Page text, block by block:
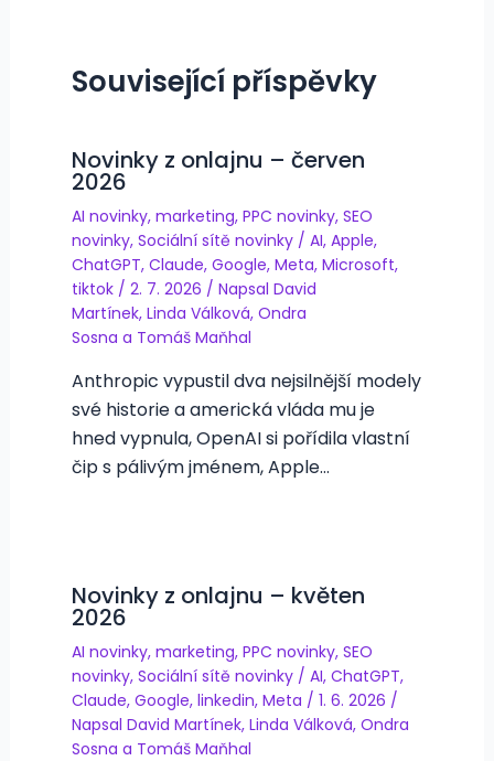
Související příspěvky
Novinky z onlajnu – červen
2026
AI novinky, marketing, PPC novinky, SEO
novinky, Sociální sítě novinky/ AI, Apple,
ChatGPT, Claude, Google, Meta, Microsoft,
tiktok/ 2. 7. 2026 / Napsal David
Martínek, Linda Válková, Ondra
Sosna a Tomáš Maňhal
Anthropic vypustil dva nejsilnější modely
své historie a americká vláda mu je
hned vypnula, OpenAI si pořídila vlastní
čip s pálivým jménem, Apple…
Novinky z onlajnu – květen
2026
AI novinky, marketing, PPC novinky, SEO
novinky, Sociální sítě novinky/ AI, ChatGPT,
Claude, Google, linkedin, Meta / 1. 6. 2026 /
Napsal David Martínek, Linda Válková, Ondra
Sosna a Tomáš Maňhal